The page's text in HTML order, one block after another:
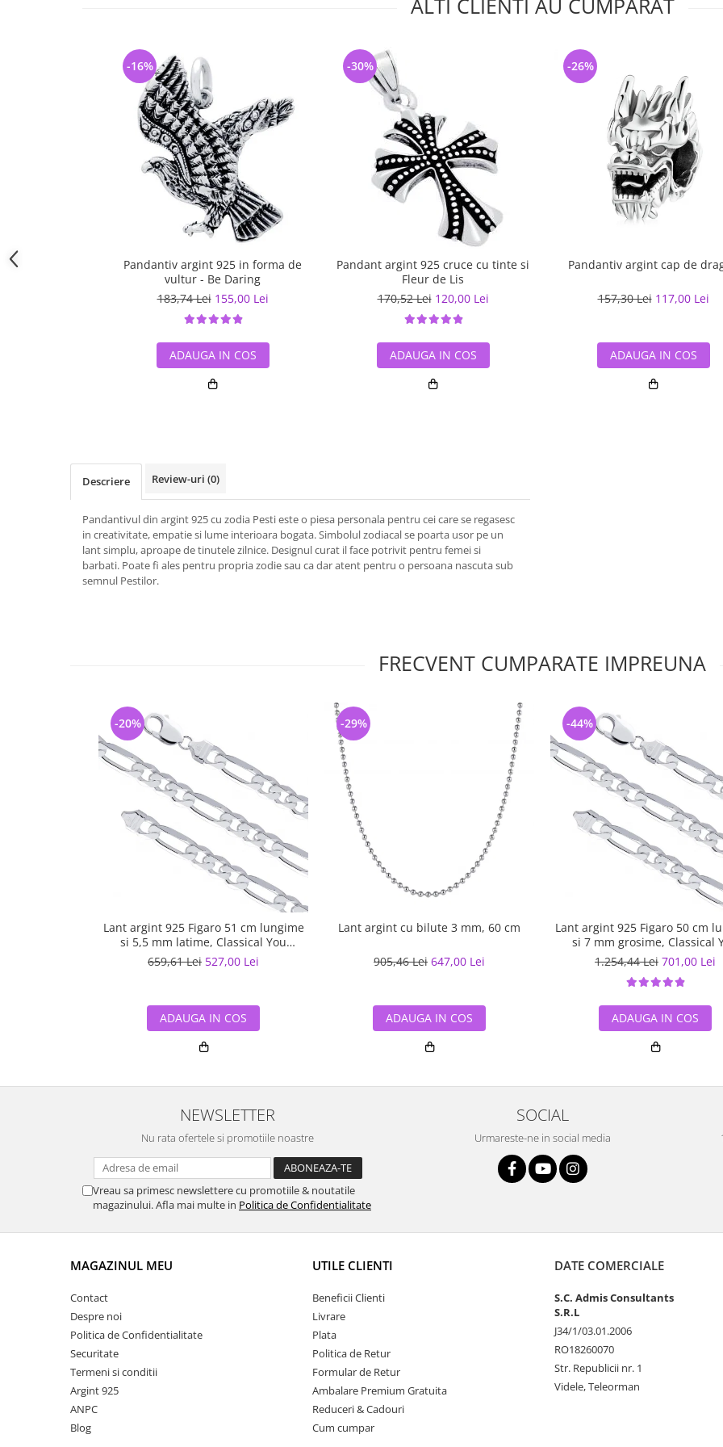
ALTI CLIENTI AU CUMPARAT
Pandantiv argint 925 in forma de
vultur - Be Daring
183,74 Lei 155,00 Lei
-16%
ADAUGA IN COS
Pandant argint 925 cruce cu tinte si
Fleur de Lis
170,52 Lei 120,00 Lei
-30%
ADAUGA IN COS
Pandantiv argint cap de
157,30 Lei 117,00 Lei
-26%
ADAUGA IN COS
Descriere Review-uri (0)
Pandantivul din argint 925 cu zodia Pesti este o piesa personala pentru cei care se regasesc
in creativitate, empatie si lume interioara bogata. Simbolul zodiacal se poarta usor pe un
lant simplu, aproape de tinutele zilnice. Designul curat il face potrivit pentru femei si
barbati. Poate fi ales pentru propria zodie sau ca dar atent pentru o persoana nascuta sub
semnul Pestilor.
FRECVENT CUMPARATE IMPREUNA
Lant argint 925 Figaro 51 cm lungime
si 5,5 mm latime, Classical You
LSX0202
659,61 Lei 527,00 Lei
-20%
ADAUGA IN COS
Lant argint cu bilute 3 mm, 60 cm
905,46 Lei 647,00 Lei
-29%
ADAUGA IN COS
Lant argint 925 Figaro 50 cm
si 7 mm grosime, Classical
LSX0201
1.254,44 Lei 701,00 Lei
-44%
ADAUGA IN COS
NEWSLETTER
Nu rata ofertele si promotiile noastre
Vreau sa primesc newslettere cu promotiile & noutatile
magazinului. Afla mai multe in Politica de Confidentialitate
SOCIAL
Urmareste-ne in social media
MAGAZINUL MEU
Contact
Despre noi
Politica de Confidentialitate
Securitate
Termeni si conditii
Argint 925
ANPC
Blog
UTILE CLIENTI
Beneficii Clienti
Livrare
Plata
Politica de Retur
Formular de Retur
Ambalare Premium Gratuita
Reduceri & Cadouri
Cum cumpar
DATE COMERCIALE
S.C. Admis Consultants
S.R.L
J34/1/03.01.2006
RO18260070
Str. Republicii nr. 1
Videle, Teleorman